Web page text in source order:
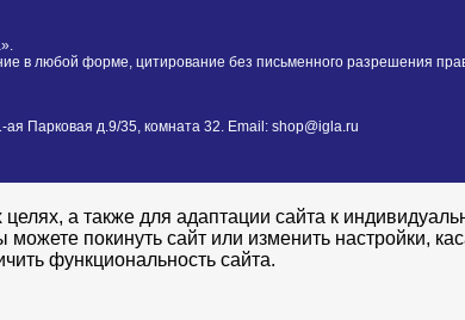
в любой форме, цитирование без письменного разрешения
Парковая д.9/35, комната 32. Email: shop@igla.ru
а также для адаптации сайта к
покинуть сайт или изменить настройки,
функциональность сайта.